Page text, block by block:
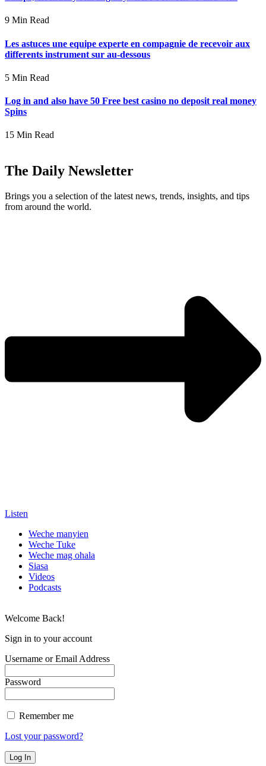
9 Min Read
Les astuces une equipe experte en compagnie de recevoir aux
differents instrument sur au-dessous
5 Min Read
Log in and also have 50 Free best casino no deposit real money
Spins
15 Min Read
The Daily Newsletter
Brings you a selection of the latest news, trends, insights, and tips
from around the world.
Listen
Weche manyien
Weche Tuke
Weche mag ohala
Siasa
Videos
Podcasts
Welcome Back!
Sign in to your account
Username or Email Address
Password
Remember me
Lost your password?